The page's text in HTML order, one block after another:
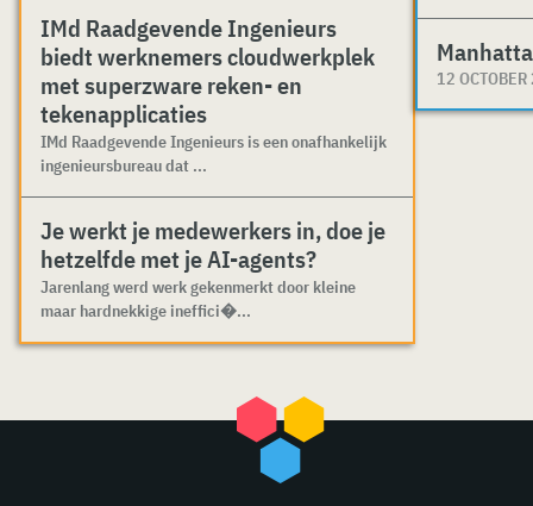
IMd Raadgevende Ingenieurs
biedt werknemers cloudwerkplek
met superzware reken- en
tekenapplicaties
IMd Raadgevende Ingenieurs is een onafhankelijk
ingenieursbureau dat ...
Je werkt je medewerkers in, doe je
hetzelfde met je AI-agents?
Jarenlang werd werk gekenmerkt door kleine
maar hardnekkige ineffici�...
12